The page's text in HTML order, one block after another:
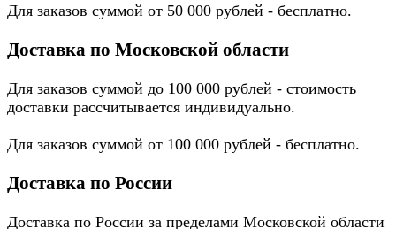
Для заказов суммой от 50 000 рублей - бесплатно.
Доставка по Московской области
Для заказов суммой до 100 000 рублей - стоимость
доставки рассчитывается индивидуально.
Для заказов суммой от 100 000 рублей - бесплатно.
Доставка по России
Доставка по России за пределами Московской области